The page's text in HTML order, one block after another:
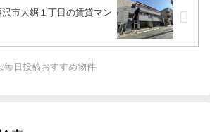
市大鋸１丁目の賃貸マン
毎日投稿おすすめ物件